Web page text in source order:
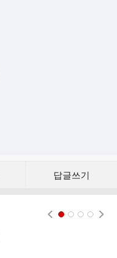
답글쓰기